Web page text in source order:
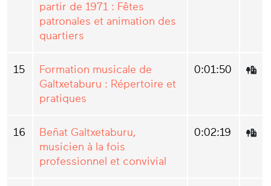
partir de 1971 : Fêtes
patronales et animation des
quartiers
15
Formation musicale de
Galtxetaburu : Répertoire et
pratiques
0:01:50
16
Beñat Galtxetaburu,
musicien à la fois
professionnel et convivial
0:02:19